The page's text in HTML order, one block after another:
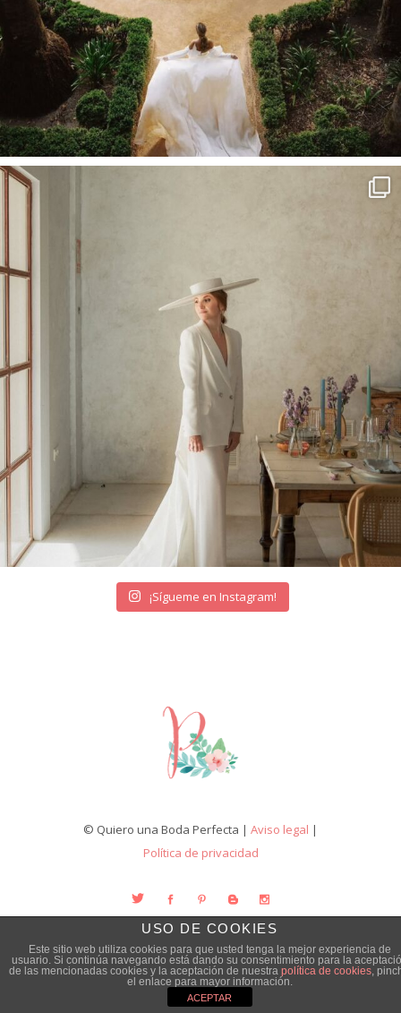
¡Sígueme en Instagram!
© Quiero una Boda Perfecta | Aviso legal |
Política de privacidad
USO DE COOKIES
Este sitio web utiliza cookies para que usted tenga la mejor experiencia de
usuario. Si continúa navegando está dando su consentimiento para la
de las mencionadas cookies y la aceptación de nuestra política de cookies,
el enlace para mayor información.
ACEPTAR